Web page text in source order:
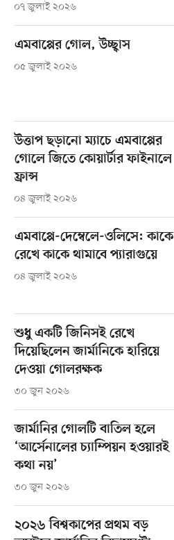
০৭ জুলাই ২০২৬
এমবাপ্পের গোল, উচ্ছ্বাস
০৫ জুলাই ২০২৬
উত্তাপ ছড়ানো ম্যাচে এমবাপ্পের
গোলে জিতে কোয়ার্টার ফাইনালে
ফ্রান্স
০৪ জুলাই ২০২৬
এমবাপ্পে-দেম্বেলে-ওলিসে: কাকে
রেখে কাকে থামাবে প্যারাগুয়ে
০৪ জুলাই ২০২৬
শুধু একটি জিনিসই রেখে
দিয়েছিলেন জার্মানিকে হারিয়ে
দেওয়া গোলরক্ষক
৩০ জুন ২০২৬
জার্মানির গোলটি বাতিল হলে
‘আর্সেনালের চ্যাম্পিয়ন হওয়ারই
কথা নয়’
৩০ জুন ২০২৬
২০২৬ বিশ্বকাপের প্রথম বড়